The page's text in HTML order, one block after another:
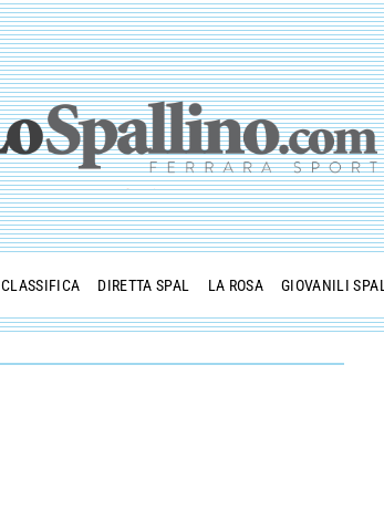
CLASSIFICA DIRETTA SPAL LA ROSA GIOVANILI SPAL